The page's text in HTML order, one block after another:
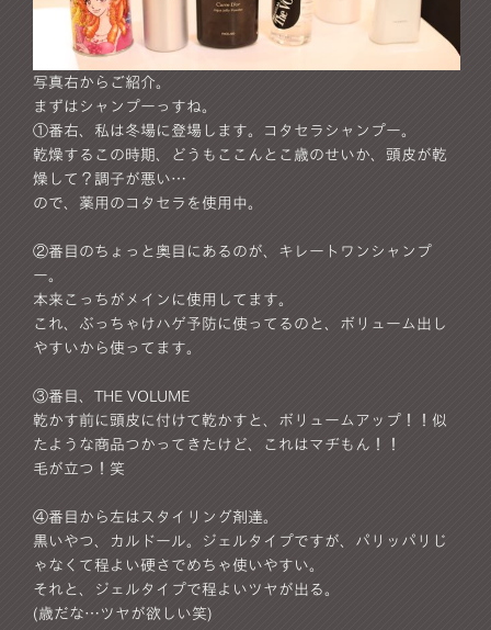
写真右からご紹介。
まずはシャンプーっすね。
①番右、私は冬場に登場します。コタセラシャンプー。
乾燥するこの時期、どうもここんとこ歳のせいか、頭皮が乾
燥して？調子が悪い…
ので、薬用のコタセラを使用中。
②番目のちょっと奥目にあるのが、キレートワンシャンプ
ー。
本来こっちがメインに使用してます。
これ、ぶっちゃけハゲ予防に使ってるのと、ボリューム出し
やすいから使ってます。
③番目、THE VOLUME
乾かす前に頭皮に付けて乾かすと、ボリュームアップ！！似
たような商品つかってきたけど、これはマヂもん！！
毛が立つ！笑
④番目から左はスタイリング剤達。
黒いやつ、カルドール。ジェルタイプですが、パリッパリじ
ゃなくて程よい硬さでめちゃ使いやすい。
それと、ジェルタイプで程よいツヤが出る。
(歳だな…ツヤが欲しい笑)